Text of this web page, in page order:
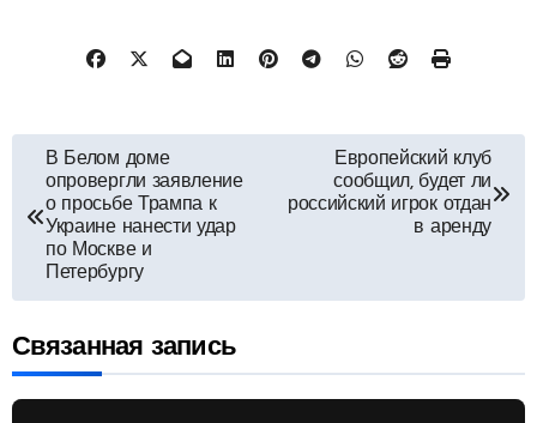
Навигация
по
записям
В Белом доме
опровергли заявление
о просьбе Трампа к
Украине нанести удар
по Москве и
Петербургу
Европейский клуб
сообщил, будет ли
российский игрок отдан
в аренду
Связанная запись